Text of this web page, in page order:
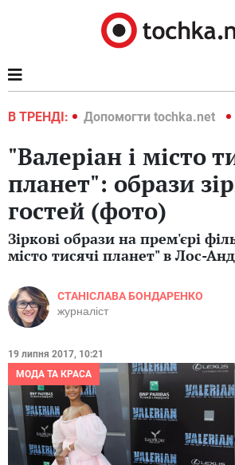
В ТРЕНДІ:
2022 Допомогти tochka.net
"Валеріан і місто
планет": образи
гостей (фото)
Зіркові образи на прем'єрі
місто тисячі планет" в Лос-
СТАНІСЛАВА БОНДАРЕНКО
журналіст
19 липня 2017, 10:21
МОДА ТА КРАСА